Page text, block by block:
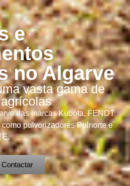
e
no Algarve
vasta gama de
das marcas Kubota, FENDT
pulvorizadores Pulnorte e
Contactar